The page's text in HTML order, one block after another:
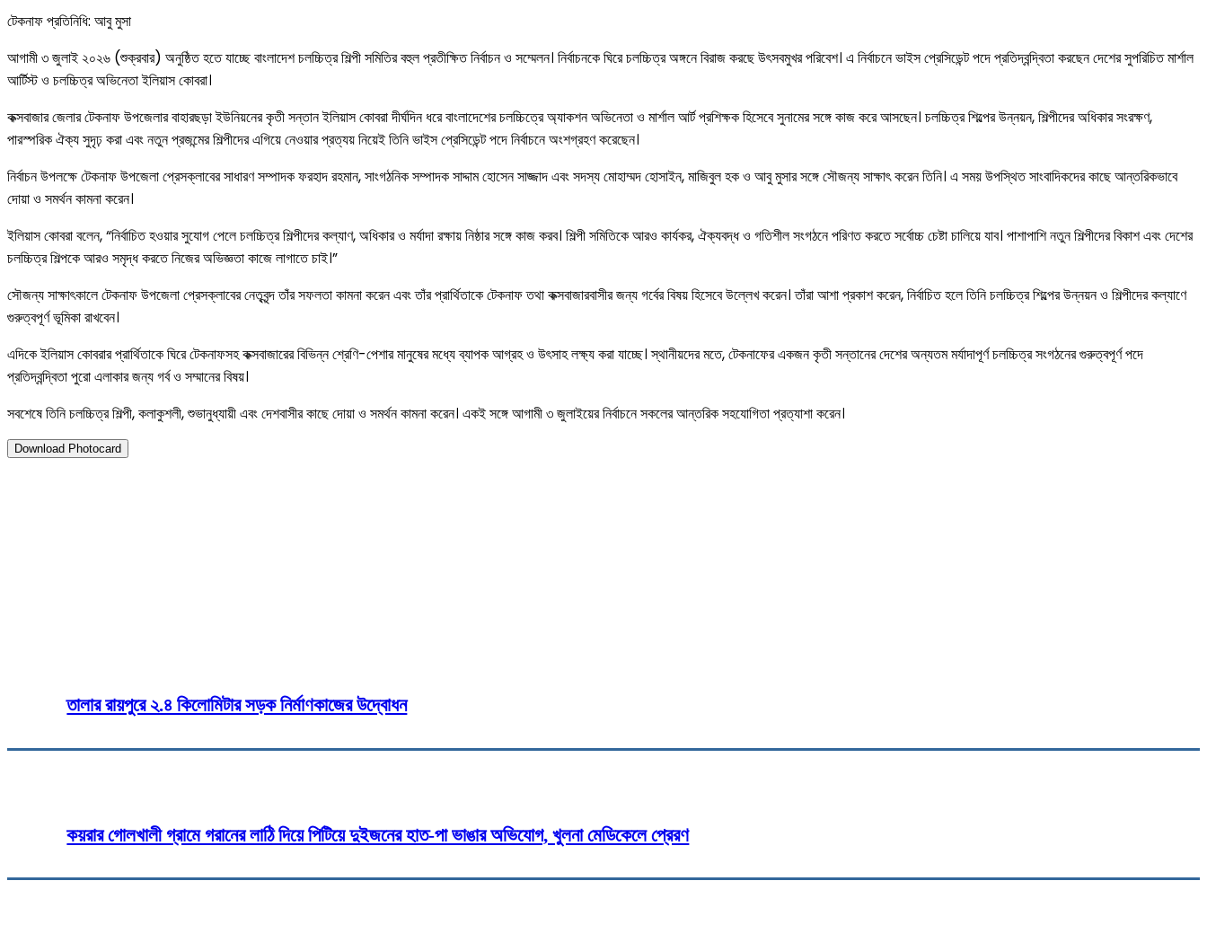
টেকনাফ প্রতিনিধি: আবু মুসা
আগামী ৩ জুলাই ২০২৬ (শুক্রবার) অনুষ্ঠিত হতে যাচ্ছে বাংলাদেশ চলচ্চিত্র শিল্পী সমিতির বহুল প্রতীক্ষিত নির্বাচন ও সম্মেলন। নির্বাচনকে ঘিরে চলচ্চিত্র অঙ্গনে বিরাজ করছে উৎসবমুখর পরিবেশ। এ নির্বাচনে ভাইস প্রেসিডেন্ট পদে প্রতিদ্বন্দ্বিতা করছেন দেশের সুপরিচিত মার্শাল
আর্টিস্ট ও চলচ্চিত্র অভিনেতা ইলিয়াস কোবরা।
কক্সবাজার জেলার টেকনাফ উপজেলার বাহারছড়া ইউনিয়নের কৃতী সন্তান ইলিয়াস কোবরা দীর্ঘদিন ধরে বাংলাদেশের চলচ্চিত্রে অ্যাকশন অভিনেতা ও মার্শাল আর্ট প্রশিক্ষক হিসেবে সুনামের সঙ্গে কাজ করে আসছেন। চলচ্চিত্র শিল্পের উন্নয়ন, শিল্পীদের অধিকার সংরক্ষণ,
পারস্পরিক ঐক্য সুদৃঢ় করা এবং নতুন প্রজন্মের শিল্পীদের এগিয়ে নেওয়ার প্রত্যয় নিয়েই তিনি ভাইস প্রেসিডেন্ট পদে নির্বাচনে অংশগ্রহণ করেছেন।
নির্বাচন উপলক্ষে টেকনাফ উপজেলা প্রেসক্লাবের সাধারণ সম্পাদক ফরহাদ রহমান, সাংগঠনিক সম্পাদক সাদ্দাম হোসেন সাজ্জাদ এবং সদস্য মোহাম্মদ হোসাইন, মাজিবুল হক ও আবু মুসার সঙ্গে সৌজন্য সাক্ষাৎ করেন তিনি। এ সময় উপস্থিত সাংবাদিকদের কাছে আন্তরিকভাবে
দোয়া ও সমর্থন কামনা করেন।
ইলিয়াস কোবরা বলেন, “নির্বাচিত হওয়ার সুযোগ পেলে চলচ্চিত্র শিল্পীদের কল্যাণ, অধিকার ও মর্যাদা রক্ষায় নিষ্ঠার সঙ্গে কাজ করব। শিল্পী সমিতিকে আরও কার্যকর, ঐক্যবদ্ধ ও গতিশীল সংগঠনে পরিণত করতে সর্বোচ্চ চেষ্টা চালিয়ে যাব। পাশাপাশি নতুন শিল্পীদের বিকাশ এবং দেশের
চলচ্চিত্র শিল্পকে আরও সমৃদ্ধ করতে নিজের অভিজ্ঞতা কাজে লাগাতে চাই।”
সৌজন্য সাক্ষাৎকালে টেকনাফ উপজেলা প্রেসক্লাবের নেতৃবৃন্দ তাঁর সফলতা কামনা করেন এবং তাঁর প্রার্থিতাকে টেকনাফ তথা কক্সবাজারবাসীর জন্য গর্বের বিষয় হিসেবে উল্লেখ করেন। তাঁরা আশা প্রকাশ করেন, নির্বাচিত হলে তিনি চলচ্চিত্র শিল্পের উন্নয়ন ও শিল্পীদের কল্যাণে
গুরুত্বপূর্ণ ভূমিকা রাখবেন।
এদিকে ইলিয়াস কোবরার প্রার্থিতাকে ঘিরে টেকনাফসহ কক্সবাজারের বিভিন্ন শ্রেণি-পেশার মানুষের মধ্যে ব্যাপক আগ্রহ ও উৎসাহ লক্ষ্য করা যাচ্ছে। স্থানীয়দের মতে, টেকনাফের একজন কৃতী সন্তানের দেশের অন্যতম মর্যাদাপূর্ণ চলচ্চিত্র সংগঠনের গুরুত্বপূর্ণ পদে
প্রতিদ্বন্দ্বিতা পুরো এলাকার জন্য গর্ব ও সম্মানের বিষয়।
সবশেষে তিনি চলচ্চিত্র শিল্পী, কলাকুশলী, শুভানুধ্যায়ী এবং দেশবাসীর কাছে দোয়া ও সমর্থন কামনা করেন। একই সঙ্গে আগামী ৩ জুলাইয়ের নির্বাচনে সকলের আন্তরিক সহযোগিতা প্রত্যাশা করেন।
Download Photocard
তালার রায়পুরে ২.৪ কিলোমিটার সড়ক নির্মাণকাজের উদ্বোধন
কয়রার গোলখালী গ্রামে গরানের লাঠি দিয়ে পিটিয়ে দুইজনের হাত-পা ভাঙার অভিযোগ, খুলনা মেডিকেলে প্রেরণ